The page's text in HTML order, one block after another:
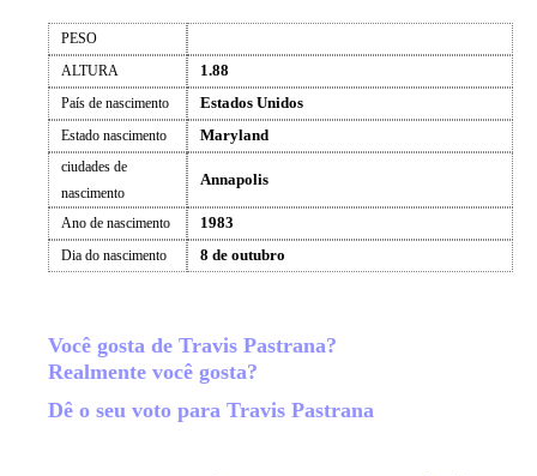
PESO
ALTURA
1.88
País de nascimento Estados Unidos
Estado nascimento Maryland
ciudades de
nascimento
Annapolis
Ano de nascimento 1983
Dia do nascimento 8 de outubro
Você gosta de Travis Pastrana?
Realmente você gosta?
Dê o seu voto para Travis Pastrana